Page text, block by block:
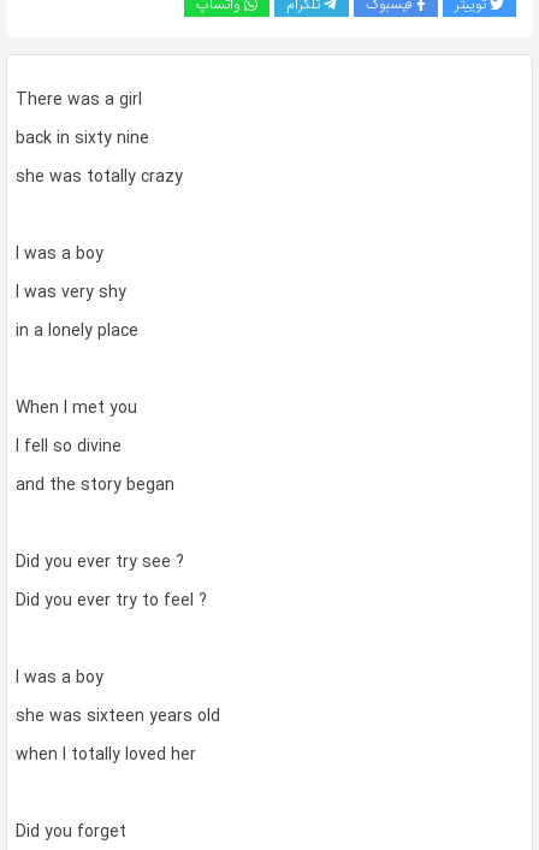
There was a girl
back in sixty nine
she was totally crazy
I was a boy
I was very shy
in a lonely place
When I met you
I fell so divine
and the story began
Did you ever try see ?
Did you ever try to feel ?
I was a boy
she was sixteen years old
when I totally loved her
Did you forget